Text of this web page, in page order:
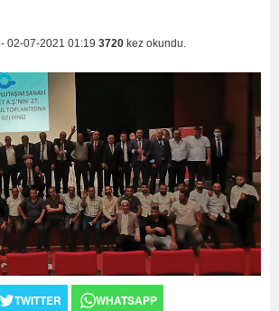
- 02-07-2021 01:19 3720 kez okundu.
TWITTER WHATSAPP